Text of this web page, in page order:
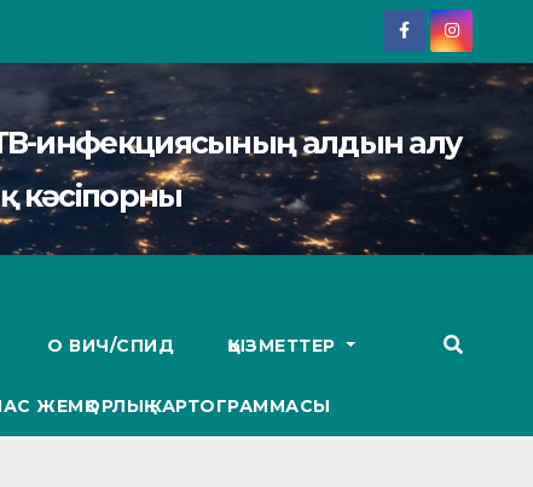
инфекциясының алдын алу
кәсіпорны
О ВИЧ/СПИД ҚЫЗМЕТТЕР
ЖЕМҚОРЛЫҚ КАРТОГРАММАСЫ